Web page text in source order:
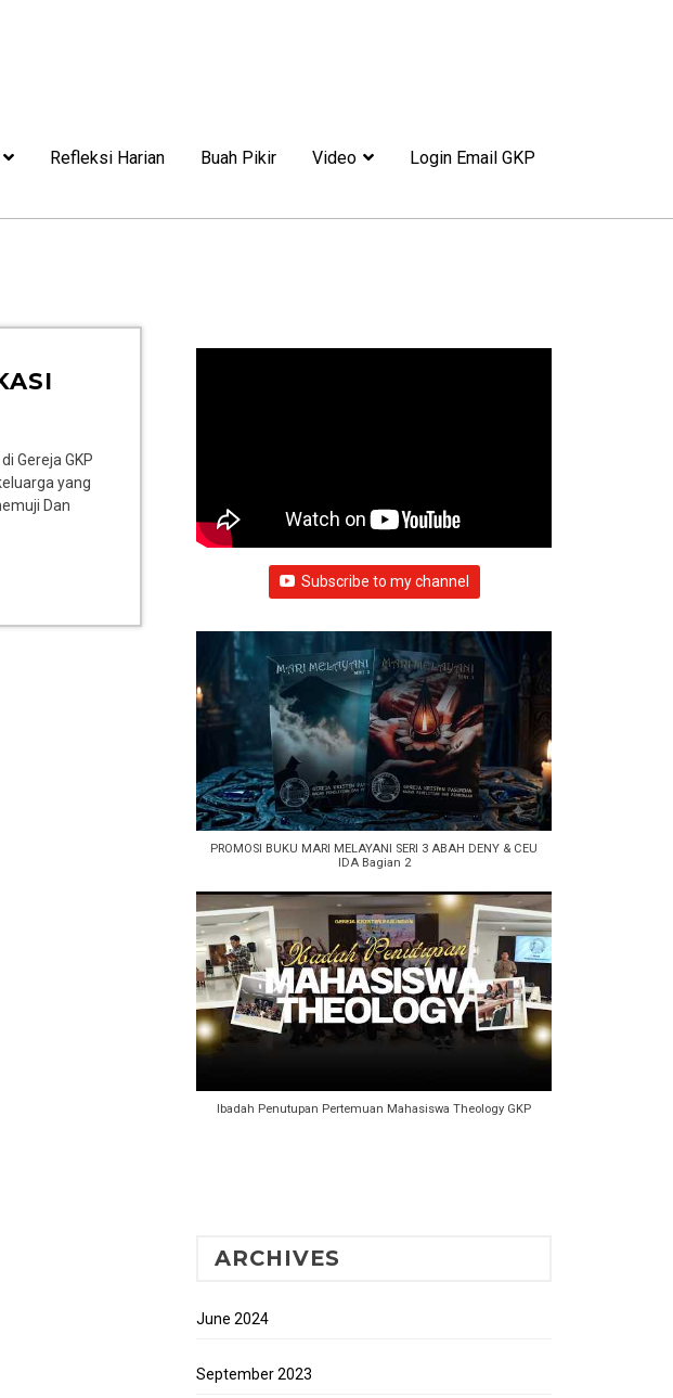
Refleksi Harian Buah Pikir Video Login Email GKP
Gereja GKP
yang
Dan
Subscribe to my channel
PROMOSI BUKU MARI MELAYANI SERI 3 ABAH DENY & CEU
IDA Bagian 2
Ibadah Penutupan Pertemuan Mahasiswa Theology GKP
ARCHIVES
June 2024
September 2023